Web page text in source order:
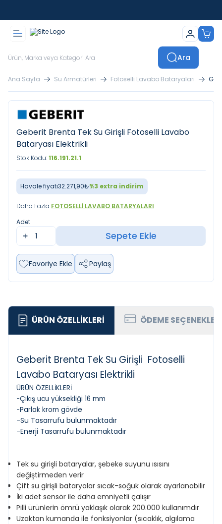
Ara
Ana Sayfa Su Armatürleri Fotoselli Lavabo Bataryaları
Geberit Brenta Tek Su Girişli Fotoselli Lavabo
Bataryası Elektrikli
Stok Kodu:116.191.21.1
Havale fiyatı32.271,90₺%3 extra indirim
Daha Fazla FOTOSELLI LAVABO BATARYALARI
Adet
Sepete Ekle
Favoriye Ekle Paylaş
ÜRÜN ÖZELLIKLERI ÖDEME
Geberit Brenta Tek Su Girişli Fotoselli
Lavabo Bataryası Elektrikli
ÜRÜN ÖZELLİKLERİ
-Çıkış ucu yüksekliği 16 mm
-Parlak krom gövde
-Su Tasarrufu bulunmaktadır
-Enerji Tasarrufu bulunmaktadır
Tek su girişli bataryalar, şebeke suyunu ısısını
değiştirmeden verir
Çift su girişli bataryalar sıcak-soğuk olarak ayarlanabilir
İki adet sensör ile daha emniyetli çalışır
Pilli ürünlerin ömrü yaklaşık olarak 200.000 kullanımdır
Uzaktan kumanda ile fonksiyonlar (sıcaklık, algılama